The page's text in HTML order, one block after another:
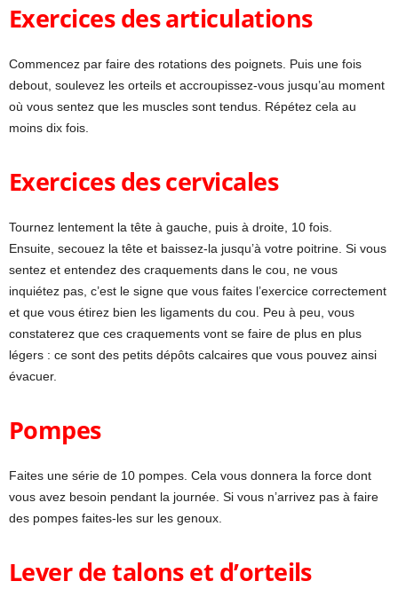
Exercices des articulations
Commencez par faire des rotations des poignets. Puis une fois
debout, soulevez les orteils et accroupissez-vous jusqu’au moment
où vous sentez que les muscles sont tendus. Répétez cela au
moins dix fois.
Exercices des cervicales
Tournez lentement la tête à gauche, puis à droite, 10 fois.
Ensuite, secouez la tête et baissez-la jusqu’à votre poitrine. Si vous
sentez et entendez des craquements dans le cou, ne vous
inquiétez pas, c’est le signe que vous faites l’exercice correctement
et que vous étirez bien les ligaments du cou. Peu à peu, vous
constaterez que ces craquements vont se faire de plus en plus
légers : ce sont des petits dépôts calcaires que vous pouvez ainsi
évacuer.
Pompes
Faites une série de 10 pompes. Cela vous donnera la force dont
vous avez besoin pendant la journée. Si vous n’arrivez pas à faire
des pompes faites-les sur les genoux.
Lever de talons et d’orteils